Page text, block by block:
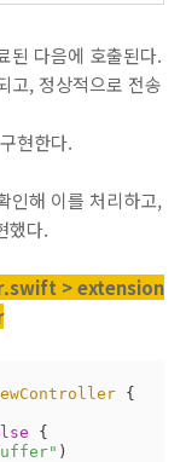
된 다음에 호출된다.
고, 정상적으로 전송
현한다.
인해 이를 처리하고,
했다.
> extension
{
{
)